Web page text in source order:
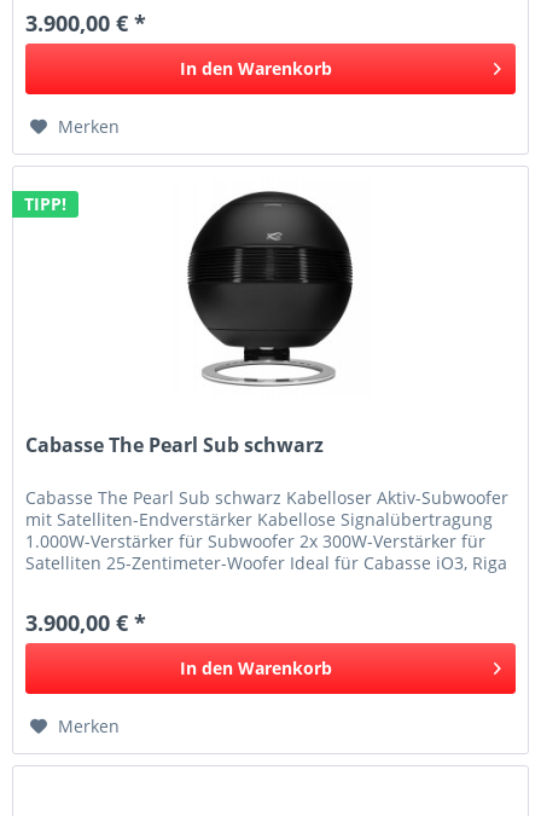
3.900,00 € *
In den Warenkorb
Merken
TIPP!
Cabasse The Pearl Sub schwarz
Cabasse The Pearl Sub schwarz Kabelloser Aktiv-Subwoofer
mit Satelliten-Endverstärker Kabellose Signalübertragung
1.000W-Verstärker für Subwoofer 2x 300W-Verstärker für
Satelliten 25-Zentimeter-Woofer Ideal für Cabasse iO3, Riga
3.900,00 € *
In den Warenkorb
Merken